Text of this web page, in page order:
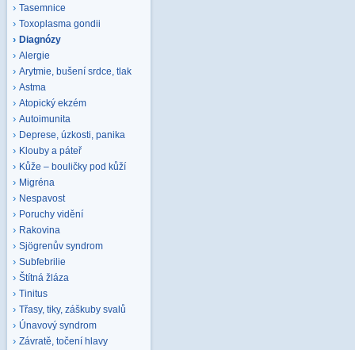
Tasemnice
Toxoplasma gondii
Diagnózy
Alergie
Arytmie, bušení srdce, tlak
Astma
Atopický ekzém
Autoimunita
Deprese, úzkosti, panika
Klouby a páteř
Kůže – bouličky pod kůží
Migréna
Nespavost
Poruchy vidění
Rakovina
Sjögrenův syndrom
Subfebrilie
Štítná žláza
Tinitus
Třasy, tiky, záškuby svalů
Únavový syndrom
Závratě, točení hlavy